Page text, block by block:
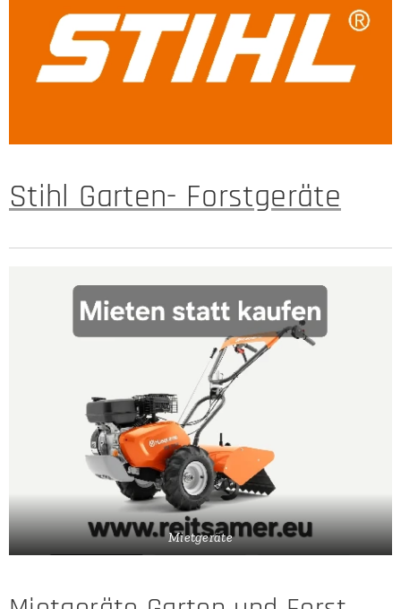
Stihl Garten- Forstgeräte
Mietgeräte